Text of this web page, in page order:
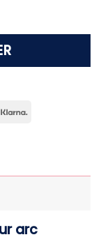
pour arc
Klarna
arc